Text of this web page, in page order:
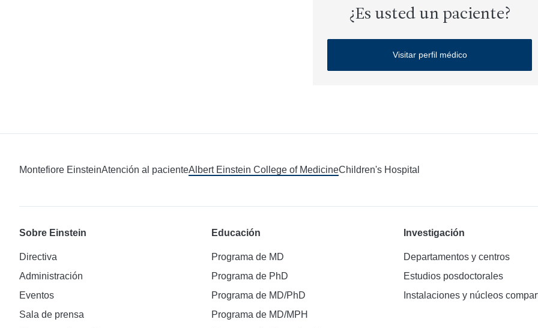
¿Es usted un paciente?
Visitar perfil médico
Montefiore EinsteinAtención al pacienteAlbert Einstein College of MedicineChildren's Hospital
Sobre Einstein
Directiva
Administración
Eventos
Sala de prensa
Educación
Programa de MD
Programa de PhD
Programa de MD/PhD
Programa de MD/MPH
Investigación
Departamentos y centros
Estudios posdoctorales
Instalaciones y núcleos